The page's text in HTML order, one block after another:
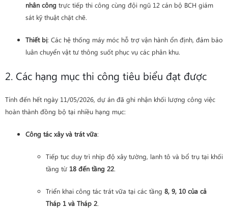
nhân công trực tiếp thi công cùng đội ngũ 12 cán bộ BCH giám
sát kỹ thuật chặt chẽ.
Thiết bị: Các hệ thống máy móc hỗ trợ vận hành ổn định, đảm bảo
luân chuyển vật tư thông suốt phục vụ các phân khu.
2. Các hạng mục thi công tiêu biểu đạt được
Tính đến hết ngày 11/05/2026, dự án đã ghi nhận khối lượng công việc
hoàn thành đồng bộ tại nhiều hạng mục:
Công tác xây và trát vữa:
Tiếp tục duy trì nhịp độ xây tường, lanh tô và bổ trụ tại khối
tầng từ 18 đến tầng 22.
Triển khai công tác trát vữa tại các tầng 8, 9, 10 của cả
Tháp 1 và Tháp 2.